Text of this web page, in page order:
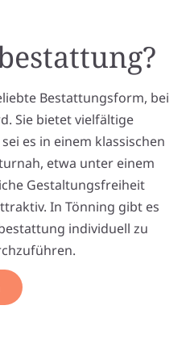
Bestattungsform, bei
Sie bietet vielfältige
es in einem klassischen
etwa unter einem
Gestaltungsfreiheit
In Tönning gibt es
individuell zu